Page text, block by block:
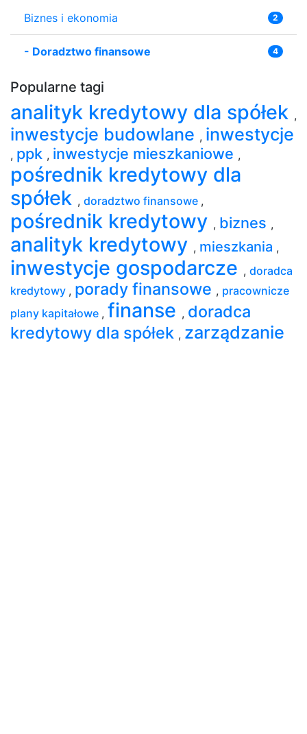
Biznes i ekonomia 2
- Doradztwo finansowe 4
Popularne tagi
analityk kredytowy dla spółek ,
inwestycje budowlane , inwestycje
, ppk , inwestycje mieszkaniowe ,
pośrednik kredytowy dla
spółek , doradztwo finansowe ,
pośrednik kredytowy , biznes ,
analityk kredytowy , mieszkania ,
inwestycje gospodarcze , doradca
kredytowy , porady finansowe , pracownicze
plany kapitałowe , finanse , doradca
kredytowy dla spółek , zarządzanie